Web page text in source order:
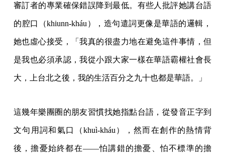
審訂者的專業確保錯誤降到最低。有些人批評她講台語
的腔口（khiunn-kháu），造句遣詞更像是華語的邏輯，
她也虛心接受，「我真的很盡力地在避免這件事情，但
是我也必須承認，我從小跟大家一樣在華語霸權社會長
大，上台北之後，我的生活百分之九十也都是華語。」
這幾年樂團圈的朋友習慣找她指點台語，從發音正字到
文句用詞和氣口（khuì-kháu），然而在創作的熱情背
後，擔憂始終都在——怕講錯的擔憂、怕不標準的擔